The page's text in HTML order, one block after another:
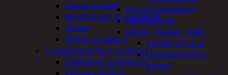
Korjaamotyökalut
Lämmittimet
Liimat, massat, teipit
Köydet ja narut
Liimapistoolit ja
puikot
Liimat ja teipit
Muistitaulut ja magneetit
Sakset
Vihkot ja paperit
Turvajärjestelmät ja lukitus
Hälyttimet ja kamerat